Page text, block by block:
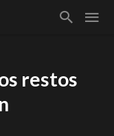
restos